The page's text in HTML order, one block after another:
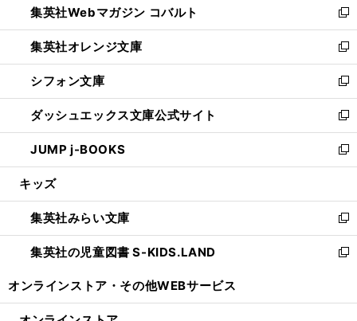
く
で
開
く
ド
ウ
で
開
く
ィ
ン
ド
ウ
で
開
く
集英社Webマガジン コバルト
新
し
い
ウ
ィ
ン
ド
ウ
で
開
集英社オレンジ文庫
新
し
い
ウ
ィ
ン
ド
ウ
開
く
シフォン文庫
新
し
い
ウ
ィ
ン
ウ
で
開
く
ダッシュエックス文庫公式サイト
新
し
い
ウ
ン
ド
ウ
で
JUMP j-BOOKS
新
し
ウ
ィ
ン
ド
開
キッズ
集英社みらい文庫
新
し
い
ン
集英社の児童図書 S-KIDS.LAND
新
ウ
オンラインストア・ その他WEBサービス